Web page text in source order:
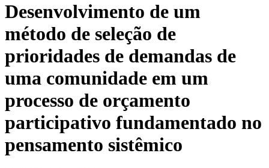
Desenvolvimento de um
método de seleção de
prioridades de demandas de
uma comunidade em um
processo de orçamento
participativo fundamentado no
pensamento sistêmico